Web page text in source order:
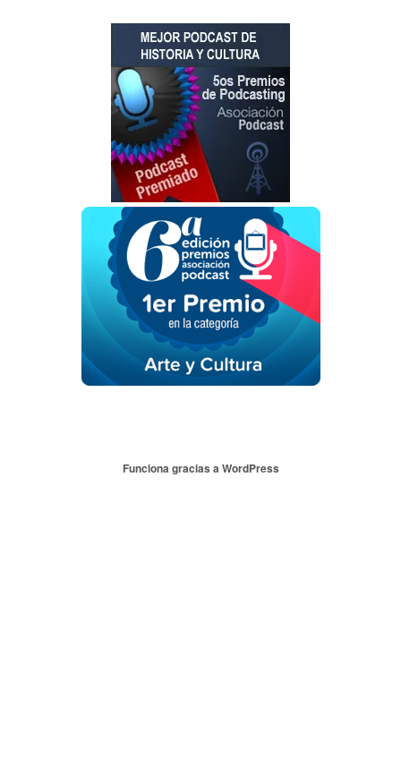
Funciona gracias a WordPress